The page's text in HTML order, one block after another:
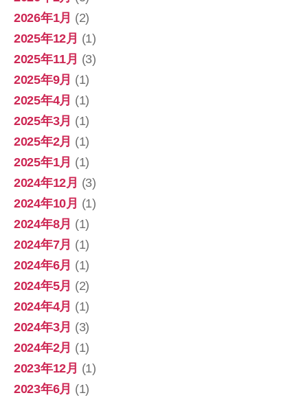
2026年1月 (2)
2025年12月 (1)
2025年11月 (3)
2025年9月 (1)
2025年4月 (1)
2025年3月 (1)
2025年2月 (1)
2025年1月 (1)
2024年12月 (3)
2024年10月 (1)
2024年8月 (1)
2024年7月 (1)
2024年6月 (1)
2024年5月 (2)
2024年4月 (1)
2024年3月 (3)
2024年2月 (1)
2023年12月 (1)
2023年6月 (1)